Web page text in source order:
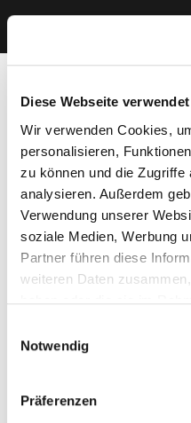
Diese Webseite
Wir verwenden Cookies,
personalisieren,
zu können und die
analysieren. Außerdem
Verwendung unserer
soziale Medien, Werbung
Partner führen diese
weiteren Daten
Cookies, wenn Sie unsere
Notwendig
Präferenzen